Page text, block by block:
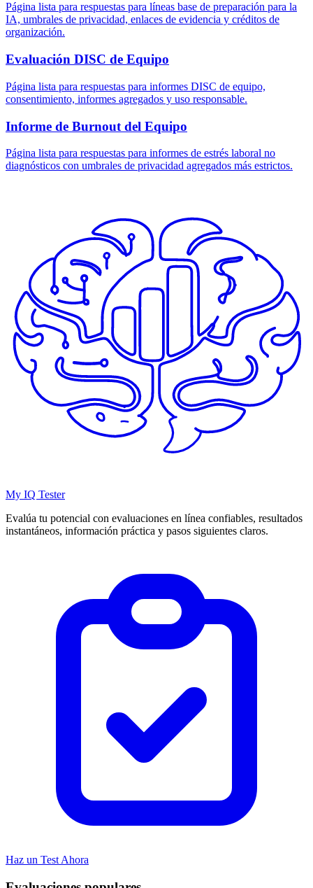
Página lista para respuestas para líneas base de preparación para la
IA, umbrales de privacidad, enlaces de evidencia y créditos de
organización.
Evaluación DISC de Equipo
Página lista para respuestas para informes DISC de equipo,
consentimiento, informes agregados y uso responsable.
Informe de Burnout del Equipo
Página lista para respuestas para informes de estrés laboral no
diagnósticos con umbrales de privacidad agregados más estrictos.
My IQ Tester
Evalúa tu potencial con evaluaciones en línea confiables, resultados
instantáneos, información práctica y pasos siguientes claros.
Haz un Test Ahora